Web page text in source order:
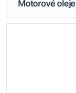
Motorové oleje